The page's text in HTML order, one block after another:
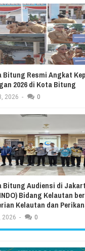
Bitung Resmi Angkat
2026 di Kota Bitung
2026 - 0
Bitung Audiensi di
Bidang Kelautan
Kelautan dan
2026 - 0